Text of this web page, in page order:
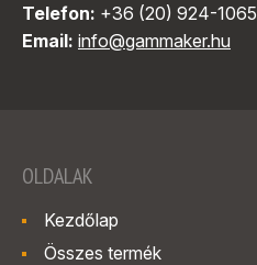
Telefon: +36 (20) 924-1065
Email: info@gammaker.hu
OLDALAK
Kezdőlap
Összes termék